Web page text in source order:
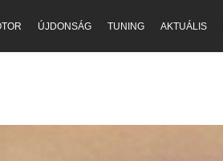
ÚJDONSÁG TUNING AKTUÁLIS